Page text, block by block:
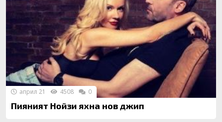
Пияният Нойзи яхна нов джип
април 21 4508 0